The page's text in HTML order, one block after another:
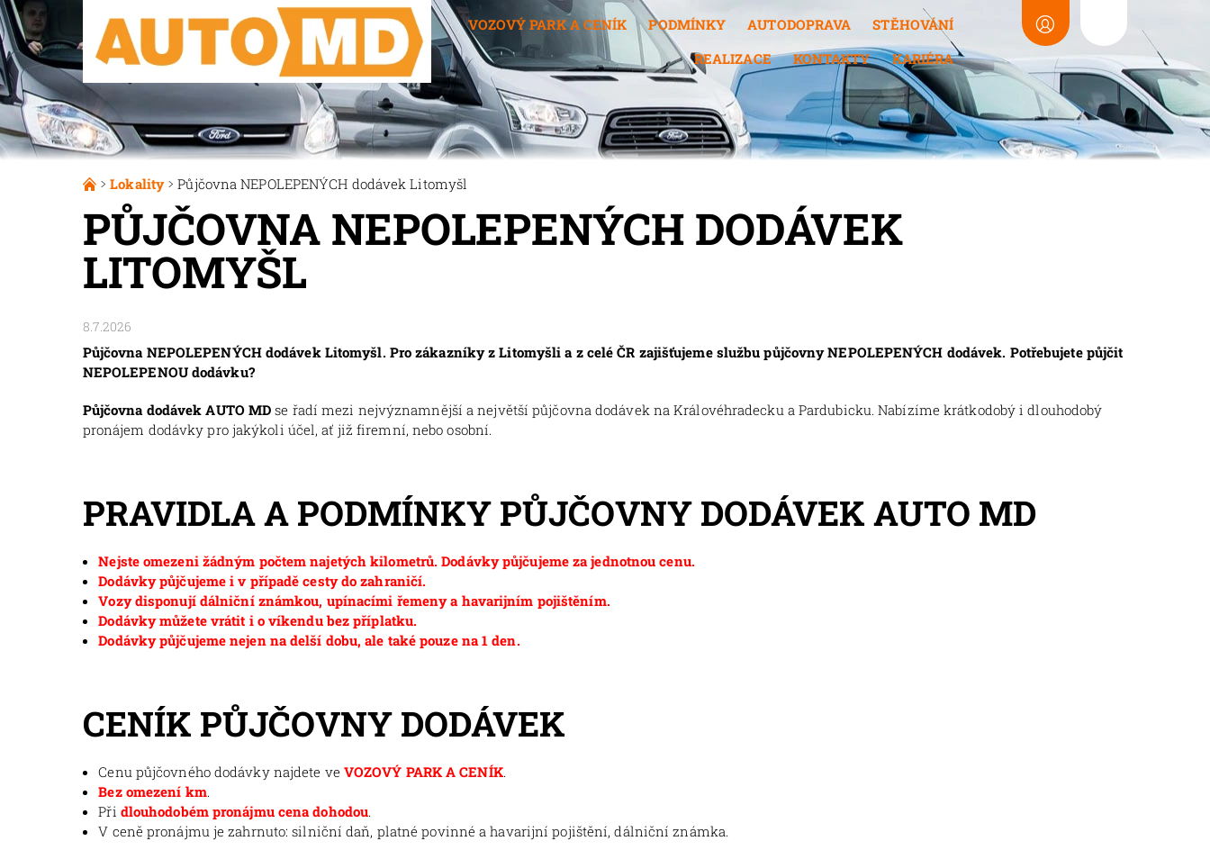
VOZOVÝ PARK A CENÍK PODMÍNKY AUTODOPRAVA
STĚHOVÁNÍ
REALIZACE
KONTAKTY KARIÉRA
Lokality Půjčovna NEPOLEPENÝCH dodávek Litomyšl
PŮJČOVNA NEPOLEPENÝCH DODÁVEK
LITOMYŠL
8.7.2026
Půjčovna NEPOLEPENÝCH dodávek Litomyšl. Pro zákazníky z Litomyšli a z celé ČR zajišťujeme službu půjčovny NEPOLEPENÝCH dodávek. Potřebujete půjčit
NEPOLEPENOU dodávku?
Půjčovna dodávek AUTO MDse řadí mezi nejvýznamnější a největší půjčovna dodávek na Královéhradecku a Pardubicku. Nabízíme krátkodobý i dlouhodobý
pronájem dodávky pro jakýkoli účel, ať již firemní, nebo osobní.
PRAVIDLA A PODMÍNKY PŮJČOVNY DODÁVEK AUTO MD
Nejste omezeni žádným počtem najetých kilometrů. Dodávky půjčujeme za jednotnou cenu.
Dodávky půjčujeme i v případě cesty do zahraničí.
Vozy disponují dálniční známkou, upínacími řemeny a havarijním pojištěním.
Dodávky můžete vrátit i o víkendu bez příplatku.
Dodávky půjčujeme nejen na delší dobu, ale také pouze na 1 den.
CENÍK PŮJČOVNY DODÁVEK
Cenu půjčovného dodávky najdete ve VOZOVÝ PARK A CENÍK.
Bez omezení km.
Při dlouhodobém pronájmu cena dohodou.
V ceně pronájmu je zahrnuto: silniční daň, platné povinné a havarijní pojištění, dálniční známka.